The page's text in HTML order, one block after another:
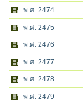
พ.ศ. 2474
พ.ศ. 2475
พ.ศ. 2476
พ.ศ. 2477
พ.ศ. 2478
พ.ศ. 2479